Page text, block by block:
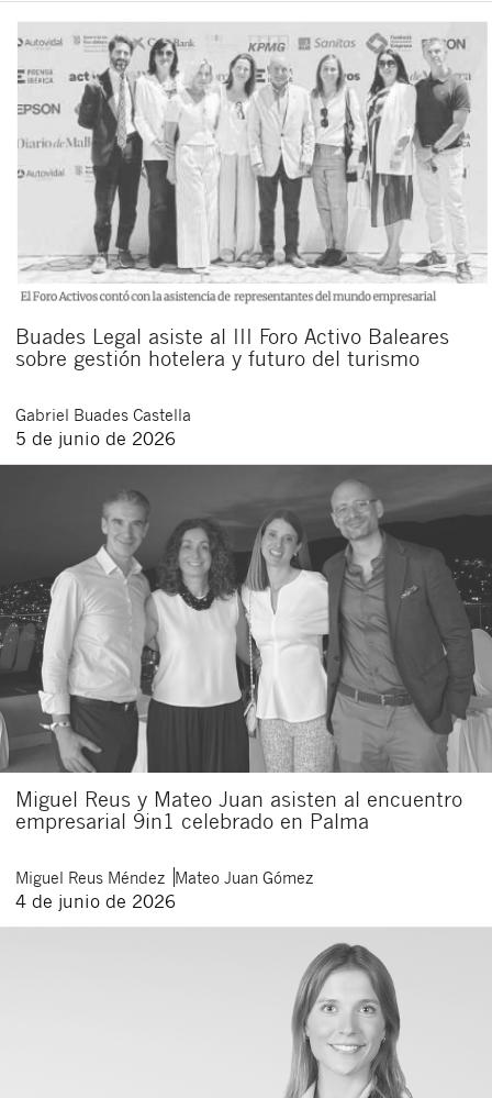
Buades Legal asiste al III Foro Activo Baleares
sobre gestión hotelera y futuro del turismo
Gabriel Buades Castella
5 de junio de 2026
Miguel Reus y Mateo Juan asisten al encuentro
empresarial 9in1 celebrado en Palma
Miguel Reus Méndez Mateo Juan Gómez
4 de junio de 2026